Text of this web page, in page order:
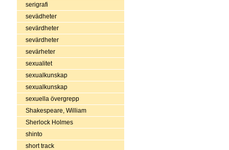
serigrafi
sevädheter
sevärdheter
sevärdheter
sevärheter
sexualitet
sexualkunskap
sexualkunskap
sexuella övergrepp
Shakespeare, William
Sherlock Holmes
shinto
short track